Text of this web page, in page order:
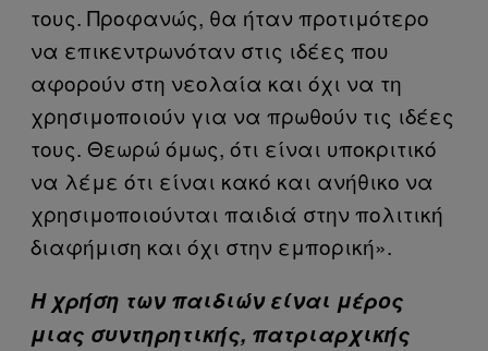
τους. Προφανώς, θα ήταν προτιμότερο
να επικεντρωνόταν στις ιδέες που
αφορούν στη νεολαία και όχι να τη
χρησιμοποιούν για να πρωθούν τις ιδέες
τους. Θεωρώ όμως, ότι είναι υποκριτικό
να λέμε ότι είναι κακό και ανήθικο να
χρησιμοποιούνται παιδιά στην πολιτική
διαφήμιση και όχι στην εμπορική».
Η χρήση των παιδιών είναι μέρος
μιας συντηρητικής, πατριαρχικής